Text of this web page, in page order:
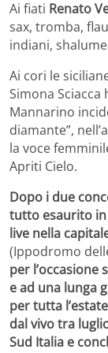
Ai fiati Renato
sax, tromba,
indiani,
Ai cori le
Simona
Mannarino
diamante”,
la voce
Apriti Cielo.
Dopo i due
tutto esaurito
live nella
(Ippodromo
per l’occasione
e ad una lunga
per tutta
dal vivo tra
Sud Italia e